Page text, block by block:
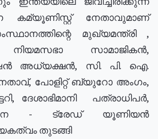
കമ്യൂണിസ്റ്റ് നേതാവുമാണ്
മുഖ്യമന്ത്രി ,
നിയമസഭാ സാമാജികൻ,
അധ്യക്ഷൻ, സി. പി. ഐ.
പോളിറ്റ് ബ്യുറോ അംഗം,
ദേശാഭിമാനി പത്രാധിപർ,
- ട്രേഡ് യൂണിയൻ
തുടങ്ങി